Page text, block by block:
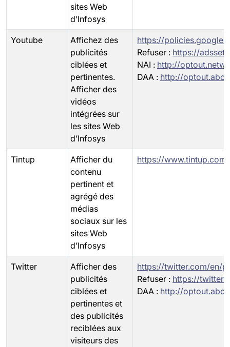
sites Web
d’Infosys
Youtube
Affichez des
publicités
ciblées et
pertinentes.
Afficher des
vidéos
intégrées sur
les sites Web
d’Infosys
https://
Refuser : https://
NAI : http://
DAA : http://
Tintup
Afficher du
contenu
pertinent et
agrégé des
médias
sociaux sur les
sites Web
d’Infosys
https://
Twitter
Afficher des
publicités
ciblées et
pertinentes et
des publicités
reciblées aux
visiteurs des
https://twitter.com/en/
Refuser : https://
DAA : http://